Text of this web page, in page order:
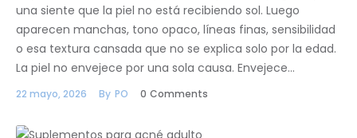
una siente que la piel no está recibiendo sol. Luego
aparecen manchas, tono opaco, líneas finas, sensibilidad
o esa textura cansada que no se explica solo por la edad.
La piel no envejece por una sola causa. Envejece…
22 mayo, 2026 By PO 0 Comments